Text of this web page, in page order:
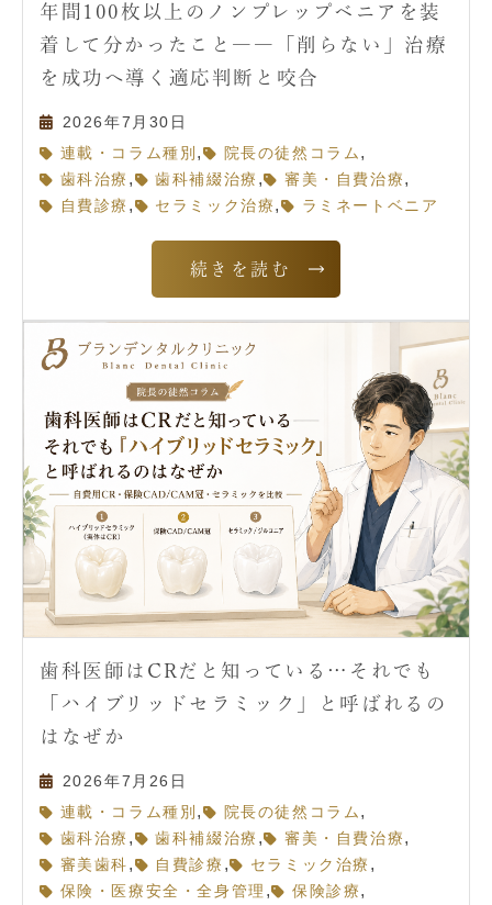
年間100枚以上のノンプレップベニアを装
着して分かったこと――「削らない」治療
を成功へ導く適応判断と咬合
2026年7月30日
連載・コラム種別 , 院長の徒然コラム ,
歯科治療 , 歯科補綴治療 , 審美・自費治療 ,
自費診療 , セラミック治療 , ラミネートベニア
続きを読む
歯科医師はCRだと知っている…それでも
「ハイブリッドセラミック」と呼ばれるの
はなぜか
2026年7月26日
連載・コラム種別 , 院長の徒然コラム ,
歯科治療 , 歯科補綴治療 , 審美・自費治療 ,
審美歯科 , 自費診療 , セラミック治療 ,
保険・医療安全・全身管理 , 保険診療 ,